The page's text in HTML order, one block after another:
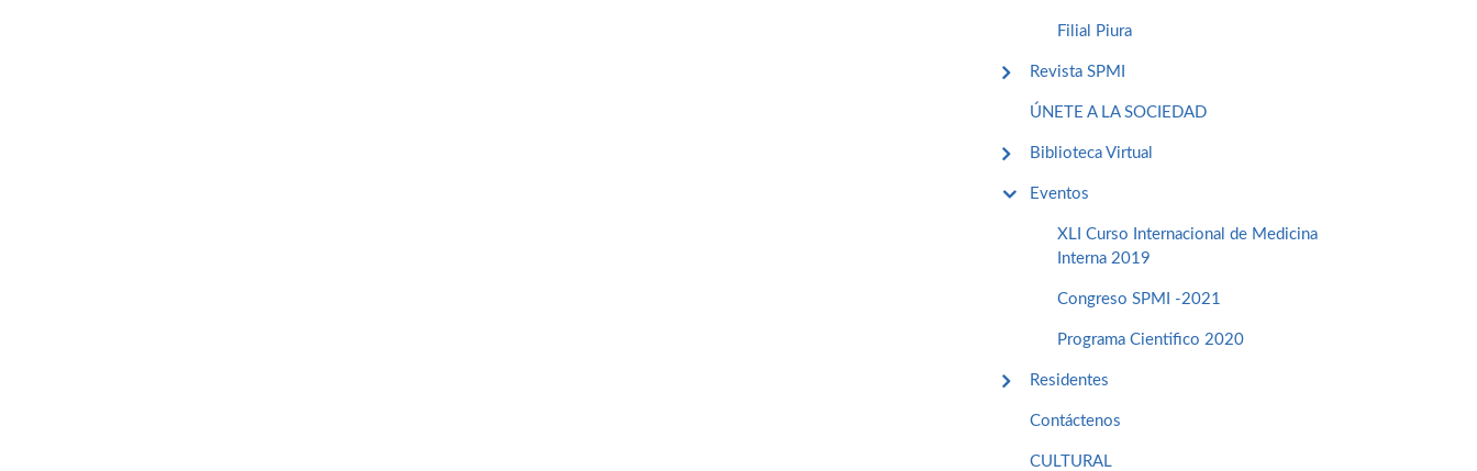
Filial Piura
Revista SPMI
ÚNETE A LA SOCIEDAD
Biblioteca Virtual
Eventos
XLI Curso Internacional de Medicina
Interna 2019
Congreso SPMI -2021
Programa Cientifico 2020
Residentes
Contáctenos
CULTURAL